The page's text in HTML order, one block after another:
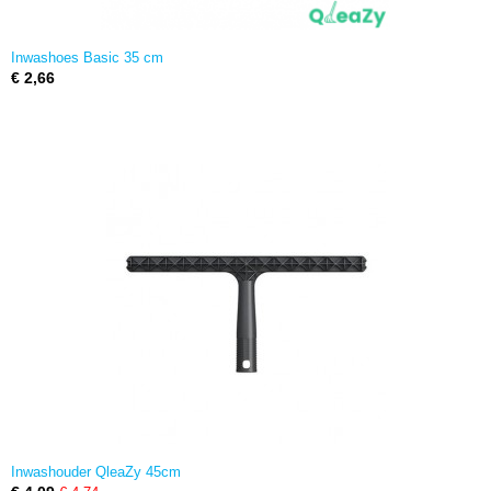
Inwashoes Basic 35 cm
€ 2,66
Inwashouder QleaZy 45cm